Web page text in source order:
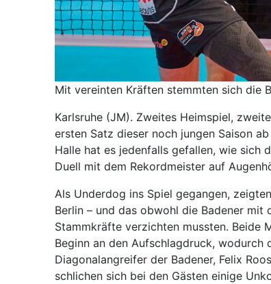
Mit vereinten Kräften stemmten sich die
Karlsruhe (JM). Zweites Heimspiel,
ersten Satz dieser noch jungen Saison
Halle hat es jedenfalls gefallen, wie sich
Duell mit dem Rekordmeister auf
Als Underdog ins Spiel gegangen,
Berlin – und das obwohl die Badener
Stammkräfte verzichten mussten. Beide
Beginn an den Aufschlagdruck,
Diagonalangreifer der Badener, Felix
schlichen sich bei den Gästen einige